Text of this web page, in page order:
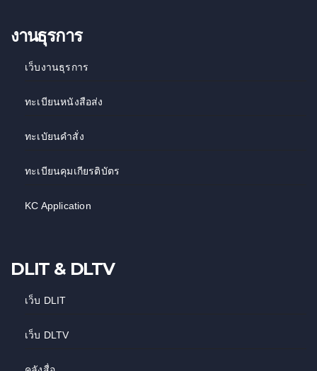
งานธุรการ
เว็บงานธุรการ
ทะเบียนหนังสือส่ง
ทะเบัยนคำสั่ง
ทะเบียนคุมเกียรติบัตร
KC Application
DLIT & DLTV
เว็บ DLIT
เว็บ DLTV